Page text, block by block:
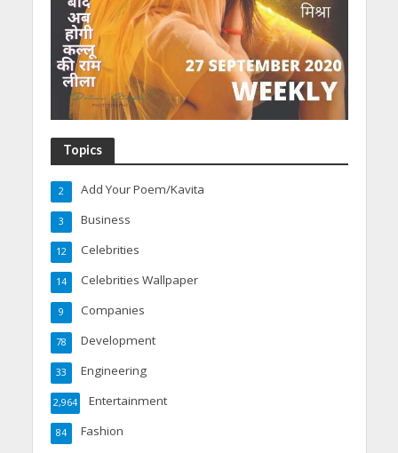
Topics
Add Your Poem/Kavita
2
Business
3
Celebrities
12
Celebrities Wallpaper
14
Companies
9
Development
78
Engineering
33
Entertainment
2,964
Fashion
84